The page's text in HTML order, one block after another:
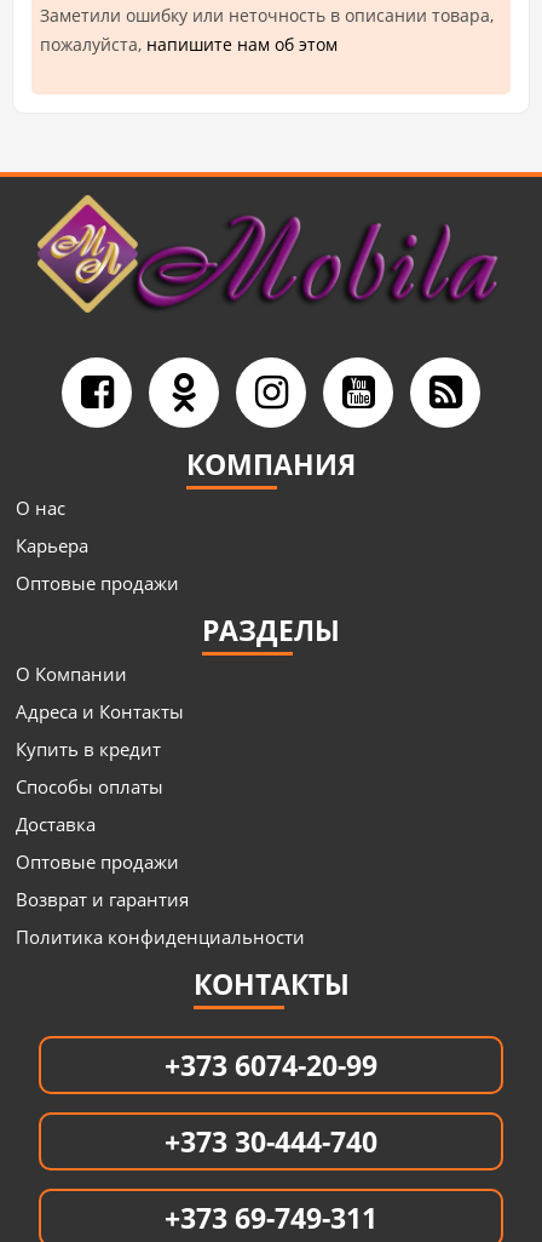
Заметили ошибку или неточность в описании товара,
пожалуйста, напишите нам об этом
КОМПАНИЯ
О нас
Карьера
Оптовые продажи
РАЗДЕЛЫ
О Компании
Адреса и Контакты
Купить в кредит
Способы оплаты
Доставка
Оптовые продажи
Возврат и гарантия
Политика конфиденциальности
КОНТАКТЫ
+373 6074-20-99
+373 30-444-740
+373 69-749-311